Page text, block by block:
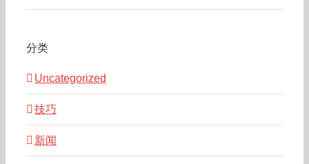
分类
Uncategorized
技巧
新闻